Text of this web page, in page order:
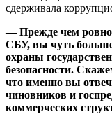
сдерживала
— Прежде чем ровно
СБУ, вы чуть больше
охраны
безопасности.
что именно вы
чиновников и
коммерческих